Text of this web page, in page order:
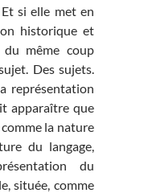
si elle met en
historique et
même coup
Des sujets.
représentation
apparaître que
la nature
du langage,
du
située, comme